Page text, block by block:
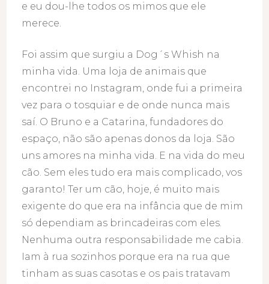
e eu dou-lhe todos os mimos que ele
merece.
Foi assim que surgiu a Dog´s Whish na
minha vida. Uma loja de animais que
encontrei no Instagram, onde fui a primeira
vez para o tosquiar e de onde nunca mais
saí. O Bruno e a Catarina, fundadores do
espaço, não são apenas donos da loja. São
uns amores na minha vida. E na vida do meu
cão. Sem eles tudo era mais complicado, vos
garanto! Ter um cão, hoje, é muito mais
exigente do que era na infância que de mim
só dependiam as brincadeiras com eles.
Nenhuma outra responsabilidade me cabia.
Iam à rua sozinhos porque era na rua que
tinham as suas casotas e os pais tratavam